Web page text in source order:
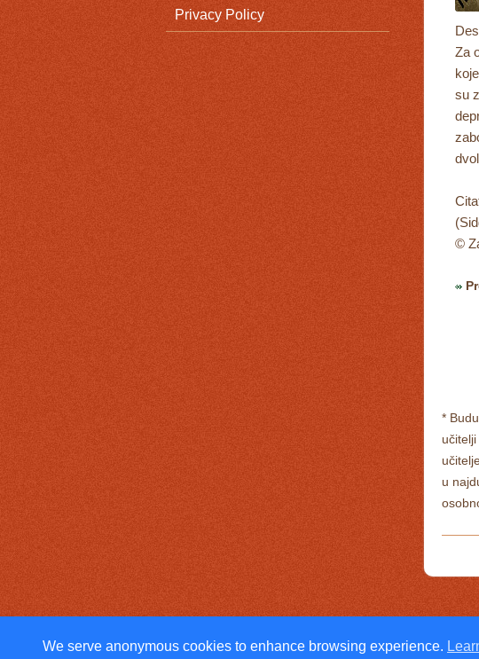
Za
su
©
*
u
Privacy Policy
We serve anonymous cookies to enhance browsing experience.